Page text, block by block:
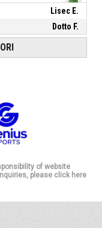
Lisec E.
Dotto F.
of website
please click here